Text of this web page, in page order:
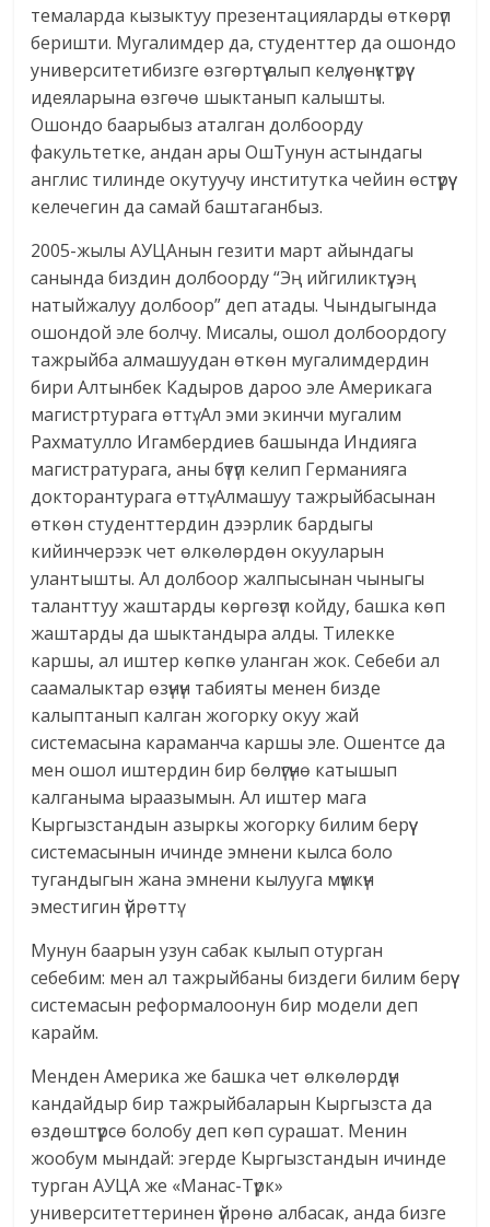
темаларда кызыктуу презентацияларды өткөрүп
беришти. Мугалимдер да, студенттер да ошондо
университетибизге өзгөртүү алып келүү, өнүктүрүү
идеяларына өзгөчө шыктанып калышты.
Ошондо баарыбыз аталган долбоорду
факультетке, андан ары ОшТунун астындагы
англис тилинде окутуучу институтка чейин өстүрүү
келечегин да самай баштаганбыз.
2005-жылы АУЦАнын гезити март айындагы
санында биздин долбоорду “Эң ийгиликтүү, эң
натыйжалуу долбоор” деп атады. Чындыгында
ошондой эле болчу. Мисалы, ошол долбоордогу
тажрыйба алмашуудан өткөн мугалимдердин
бири Алтынбек Кадыров дароо эле Америкага
магистртурага өттү. Ал эми экинчи мугалим
Рахматулло Игамбердиев башында Индияга
магистратурага, аны бүтүп келип Германияга
докторантурага өттү. Алмашуу тажрыйбасынан
өткөн студенттердин дээрлик бардыгы
кийинчерээк чет өлкөлөрдөн окууларын
улантышты. Ал долбоор жалпысынан чыныгы
таланттуу жаштарды көргөзүп койду, башка көп
жаштарды да шыктандыра алды. Тилекке
каршы, ал иштер көпкө уланган жок. Себеби ал
саамалыктар өзүнүн табияты менен бизде
калыптанып калган жогорку окуу жай
системасына караманча каршы эле. Ошентсе да
мен ошол иштердин бир бөлүгүнө катышып
калганыма ыраазымын. Ал иштер мага
Кыргызстандын азыркы жогорку билим берүү
системасынын ичинде эмнени кылса боло
тугандыгын жана эмнени кылууга мүмкүн
эместигин үйрөттү.
Мунун баарын узун сабак кылып отурган
себебим: мен ал тажрыйбаны биздеги билим берүү
системасын реформалоонун бир модели деп
карайм.
Менден Америка же башка чет өлкөлөрдүн
кандайдыр бир тажрыйбаларын Кыргызста да
өздөштүрсө болобу деп көп сурашат. Менин
жообум мындай: эгерде Кыргызстандын ичинде
турган АУЦА же «Манас-Түрк»
университеттеринен үйрөнө албасак, анда бизге